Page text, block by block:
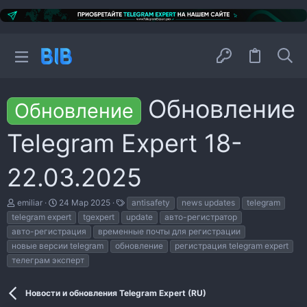
Обновление
Обновление
Telegram Expert 18-
22.03.2025
А
в
т
о
р
т
е
emiliar
Д
а
т
а
н
а
ч
л
24 Мар 2025
е
г
и
antisafety news updates
telegram
telegram expert
tgexpert update
авто-регистратор
авто-регистрация
временные почты для регистрации
новые версии telegram
обновление
регистрация telegram expert
телеграм эксперт
Новости и обновления Telegram Expert (RU)